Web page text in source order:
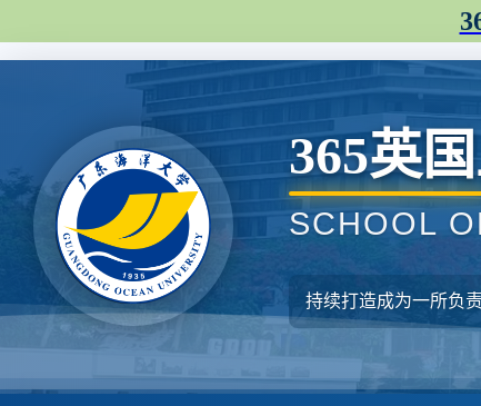
365英
SCHOOL
持续打造成为一所负